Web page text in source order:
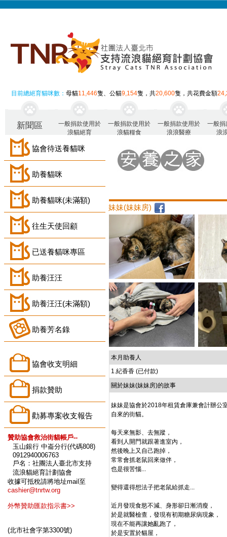
目前總絕育貓咪數：母貓11,446隻、公貓9,154隻，共20,600隻，共花費金額
新聞區
一般捐款使用於
浪貓絕育
一般捐款使用於
浪貓糧食
一般捐款使用於
浪浪醫療
一般捐
浪
協會待送養貓咪
助養貓咪
助養貓咪(未滿額)
往生天使回顧
已送養貓咪專區
助養汪汪
助養汪汪(未滿額)
助養芳名錄
協會收支明細
捐款贊助
勸募專案收支報告
贊助協會救治街貓帳戶--
玉山銀行 中崙分行(代碼808)
0912940006763
戶名：社團法人臺北市支持
流浪貓絕育計劃協會
收據可抵稅請將地址mail至
cashier@tnrtw.org
外幣贊助匯款指示書>>
(北市社會字第3300號)
妹妹(妹妹房)
本月助養人
1.紀香香 (已付款)
關於妹妹(妹妹房)的故事
妹妹是協會於2018年租賃倉庫兼會計辦公
自來的街貓。
每天來無影、去無蹤，
看到人開門就跟著進室內，
然後晚上又自己跑掉，
常常會抓老鼠回來做伴，
也是很苦惱...
變得還得想法子把老鼠給抓走...
近月發現食慾不減、身形卻日漸消瘦，
於是就醫檢查，發現有初期糖尿病現象，
現在不能再讓她亂跑了，
於是安置於貓屋，